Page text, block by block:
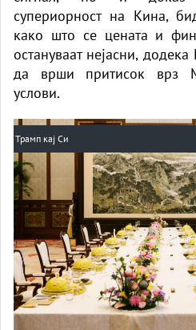
супериорност на Кина,
како што се цената и
остануваат нејасни,
да врши притисок врз
услови.
Трамп кај Си